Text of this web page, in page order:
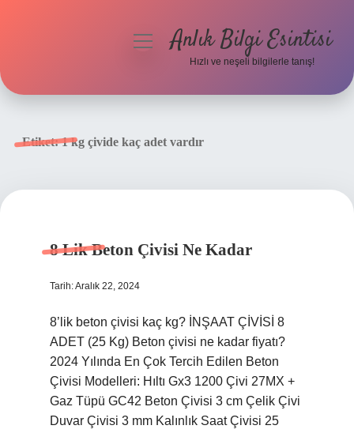
menüyüAnlık Bilgi Esintisi
Hızlı ve neşeli bilgilerle tanış!
Etiket:1 kg çivide kaç adet vardır
8 Lik Beton Çivisi Ne Kadar
Tarih: Aralık 22, 2024
8’lik beton çivisi kaç kg? İNŞAAT ÇİVİSİ 8
ADET (25 Kg) Beton çivisi ne kadar fiyatı?
2024 Yılında En Çok Tercih Edilen Beton
Çivisi Modelleri: Hıltı Gx3 1200 Çivi 27MX +
Gaz Tüpü GC42 Beton Çivisi 3 cm Çelik Çivi
Duvar Çivisi 3 mm Kalınlık Saat Çivisi 25